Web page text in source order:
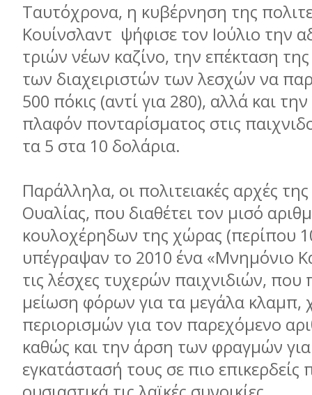
Ταυτόχρονα, η κυβέρνηση της
Κουίνσλαντ ψήφισε τον Ιούλιο την
τριών νέων καζίνο, την επέκταση
των διαχειριστών των λεσχών να
500 πόκις (αντί για 280), αλλά και
πλαφόν πονταρίσµατος στις
τα 5 στα 10 δολάρια.
Παράλληλα, οι πολιτειακές αρχές
Ουαλίας, που διαθέτει τον µισό
κουλοχέρηδων της χώρας (περίπου
υπέγραψαν το 2010 ένα «Μνηµόνιο
τις λέσχες τυχερών παιχνιδιών, που
µείωση φόρων για τα µεγάλα
περιορισµών για τον παρεχόµενο
καθώς και την άρση των φραγµών
εγκατάστασή τους σε πιο επικερδείς